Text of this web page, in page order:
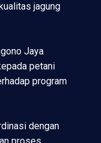
jagung
Jaya
petani
program
dengan